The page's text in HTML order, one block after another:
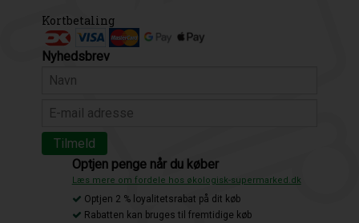
Kortbetaling
Nyhedsbrev
Optjen penge når du køber
Læs mere om fordele hos økologisk-supermarked.dk
Optjen 2 % loyalitetsrabat på dit køb
Rabatten kan bruges til fremtidige køb